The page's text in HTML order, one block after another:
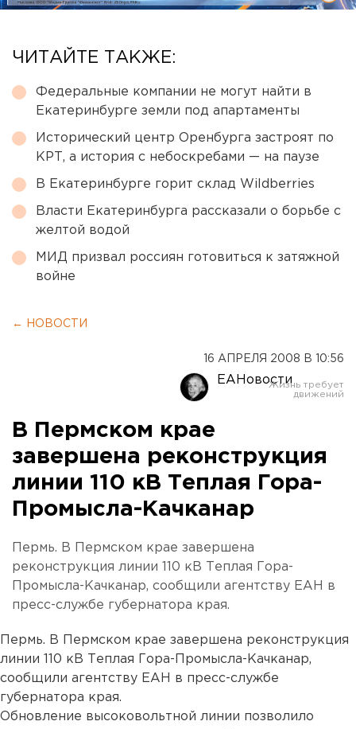
ЧИТАЙТЕ ТАКЖЕ:
Федеральные компании не могут найти в
Екатеринбурге земли под апартаменты
Исторический центр Оренбурга застроят по
КРТ, а история с небоскребами — на паузе
В Екатеринбурге горит склад Wildberries
Власти Екатеринбурга рассказали о борьбе с
желтой водой
МИД призвал россиян готовиться к затяжной
войне
← НОВОСТИ
16 АПРЕЛЯ 2008 В 10:56
ЕАНовости
В Пермском крае
завершена реконструкция
линии 110 кВ Теплая Гора-
Промысла-Качканар
Пермь. В Пермском крае завершена
реконструкция линии 110 кВ Теплая Гора-
Промысла-Качканар, сообщили агентству ЕАН в
пресс-службе губернатора края.
Пермь. В Пермском крае завершена реконструкция
линии 110 кВ Теплая Гора-Промысла-Качканар,
сообщили агентству ЕАН в пресс-службе
губернатора края.
Обновление высоковольтной линии позволило